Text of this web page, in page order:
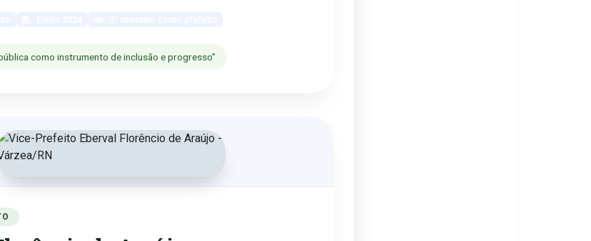
como instrumento de inclusão e progresso”